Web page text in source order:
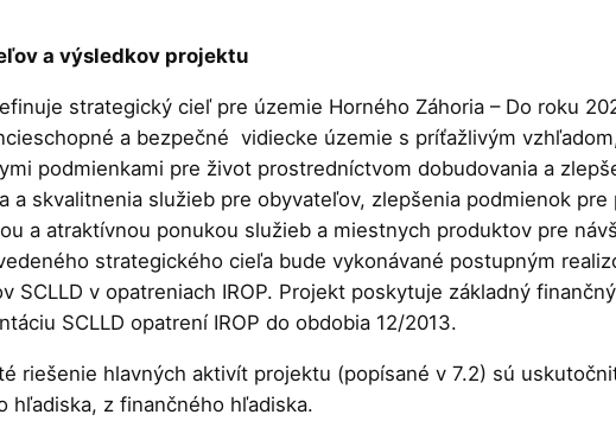
a výsledkov projektu
strategický cieľ pre územie Horného Záhoria – Do roku
a bezpečné vidiecke územie s príťažlivým
podmienkami pre život prostredníctvom dobudovania a
a skvalitnenia služieb pre obyvateľov, zlepšenia podmienok pre
a atraktívnou ponukou služieb a miestnych produktov pre
strategického cieľa bude vykonávané postupným
SCLLD v opatreniach IROP. Projekt poskytuje základný
SCLLD opatrení IROP do obdobia 12/2013.
riešenie hlavných aktivít projektu (popísané v 7.2) sú
hľadiska, z finančného hľadiska.